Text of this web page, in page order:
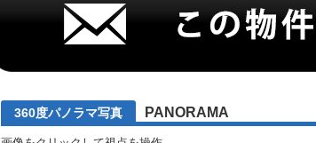
360度パノラマ写真 PANORAMA